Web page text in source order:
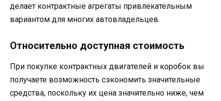
делает контрактные агрегаты привлекательным
вариантом для многих автовладельцев.
Относительно доступная стоимость
При покупке контрактных двигателей и коробок вы
получаете возможность сэкономить значительные
средства, поскольку их цена значительно ниже, чем